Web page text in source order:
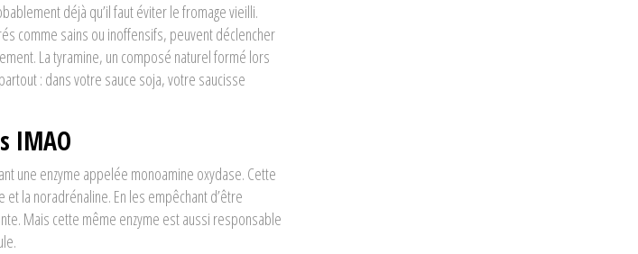
déjà qu’il faut éviter le fromage vieilli.
comme sains ou inoffensifs, peuvent déclencher
La tyramine, un composé naturel formé lors
: dans votre sauce soja, votre saucisse
IMAO
une enzyme appelée monoamine oxydase. Cette
la noradrénaline. En les empêchant d’être
Mais cette même enzyme est aussi responsable